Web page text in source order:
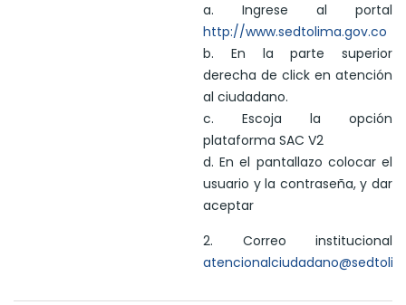
a. Ingrese al portal
http://www.sedtolima.gov.co
b. En la parte superior
derecha de click en atención
al ciudadano.
c. Escoja la opción
plataforma SAC V2
d. En el pantallazo colocar el
usuario y la contraseña, y dar
aceptar
2. Correo institucional